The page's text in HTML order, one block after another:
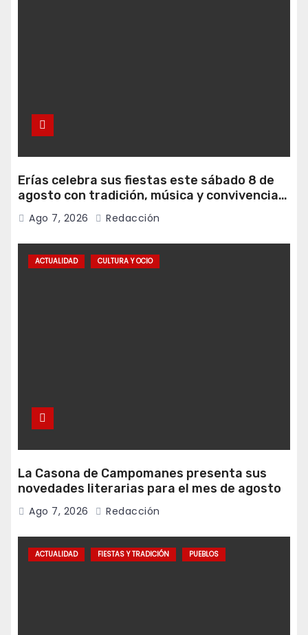
Erías celebra sus fiestas este sábado 8 de
agosto con tradición, música y convivencia
vecinal
Ago 7, 2026 Redacción
ACTUALIDAD CULTURA Y OCIO
La Casona de Campomanes presenta sus
novedades literarias para el mes de agosto
Ago 7, 2026 Redacción
ACTUALIDAD FIESTAS Y TRADICIÓN PUEBLOS